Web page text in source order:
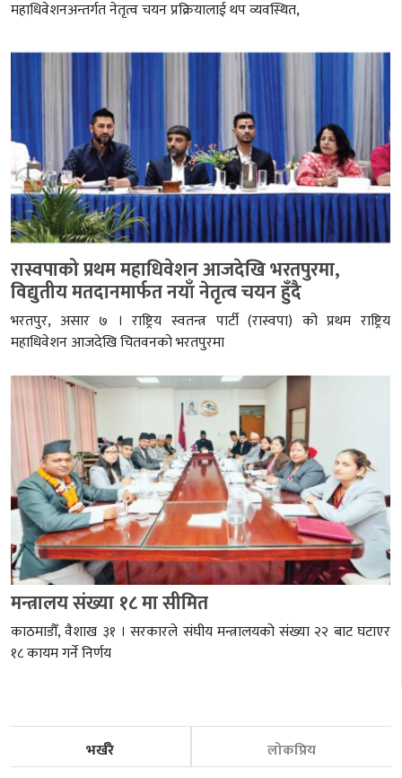
महाधिवेशनअन्तर्गत नेतृत्व चयन प्रक्रियालाई थप व्यवस्थित,
रास्वपाको प्रथम महाधिवेशन आजदेखि भरतपुरमा,
विद्युतीय मतदानमार्फत नयाँ नेतृत्व चयन हुँदै
भरतपुर, असार ७ । राष्ट्रिय स्वतन्त्र पार्टी (रास्वपा) को प्रथम राष्ट्रिय
महाधिवेशन आजदेखि चितवनको भरतपुरमा
मन्त्रालय संख्या १८ मा सीमित
काठमाडौँ, वैशाख ३१ । सरकारले संघीय मन्त्रालयको संख्या २२ बाट घटाएर
१८ कायम गर्ने निर्णय
भर्खरै लोकप्रिय